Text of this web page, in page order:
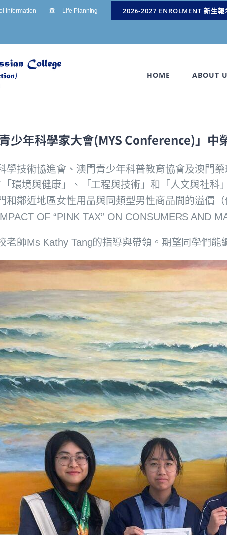
Information Life Planning 2026-2027 ENROLMENT 新生報
HOME ABOUT
少年科學家大會(MYS Conference)」中
學技術協進會、澳門青少年科普教育協會及澳門
環境與健康」、「工程與技術」和「人文與社
和鄰近地區女性用品與同類型男性商品間的溢價
OF “PINK TAX” ON CONSUMERS AND
老師Ms Kathy Tang的指導與帶領。期望同學們能